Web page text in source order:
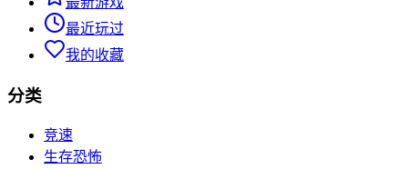
最近玩过
我的收藏
分类
竞速
生存恐怖